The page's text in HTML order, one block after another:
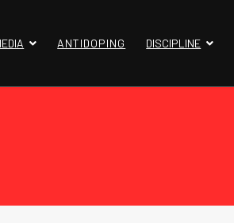
ANTIDOPING DISCIPLINE